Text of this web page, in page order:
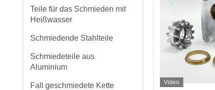
Teile für das Schmieden mit
Heißwasser
Schmiedende Stahlteile
Schmiedeteile aus
Aluminium
Fall geschmiedete Kette Video